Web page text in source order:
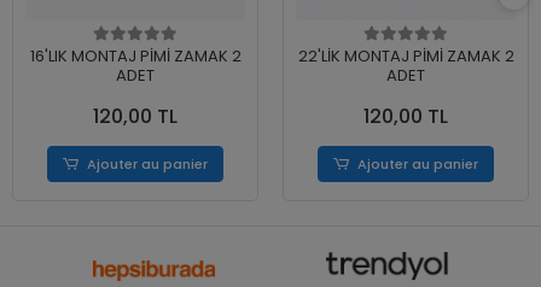
16'LIK MONTAJ PİMİ ZAMAK 2
ADET
120,00 TL
Ajouter au panier
22'LİK MONTAJ PİMİ ZAMAK 2
ADET
120,00 TL
Ajouter au panier